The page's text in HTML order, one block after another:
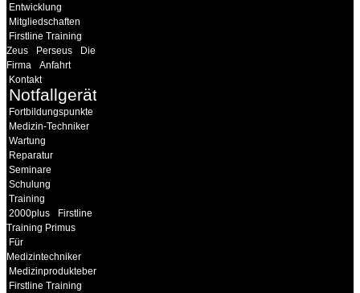
Entwicklung
Mitgliedschaften
Firstline Training
Zeus
Perseus
Die
Firma
Anfahrt
Kontakt
Notfallgeräte
Fortbildungspunkte
Medizin-Techniker
Wartung
Reparatur
Seminare
Schulung
Training
2000plus
Firstline
Training Primus
Für
Medizintechniker
Medizinprodukteberater
Firstline Training